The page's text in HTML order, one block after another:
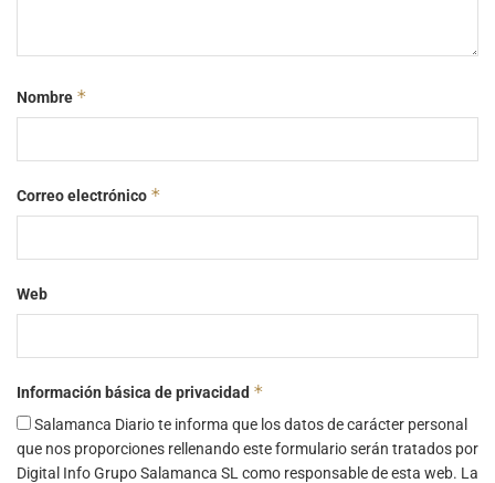
Nombre *
Correo electrónico *
Web
Información básica de privacidad *
Salamanca Diario te informa que los datos de carácter personal
que nos proporciones rellenando este formulario serán tratados por
Digital Info Grupo Salamanca SL como responsable de esta web. La